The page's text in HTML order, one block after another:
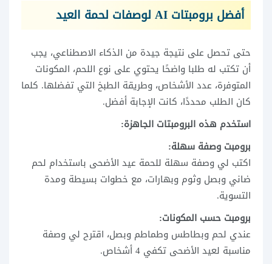
أفضل برومبتات AI لوصفات لحمة العيد
حتى تحصل على نتيجة جيدة من الذكاء الاصطناعي، يجب
أن تكتب له طلبا واضحًا يحتوي على نوع اللحم، المكونات
المتوفرة، عدد الأشخاص، وطريقة الطبخ التي تفضلها. كلما
كان الطلب محددًا، كانت الإجابة أفضل.
استخدم هذه البرومبتات الجاهزة:
برومبت وصفة سهلة:
اكتب لي وصفة سهلة للحمة عيد الأضحى باستخدام لحم
ضاني وبصل وثوم وبهارات، مع خطوات بسيطة ومدة
التسوية.
برومبت حسب المكونات:
عندي لحم وبطاطس وطماطم وبصل، اقترح لي وصفة
مناسبة لعيد الأضحى تكفي 4 أشخاص.